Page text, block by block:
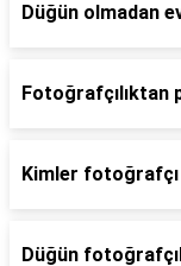
Düğün olmadan
Fotoğrafçılıktan
Kimler
Düğün